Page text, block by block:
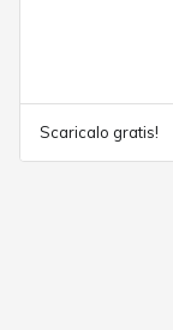
Scaricalo gratis!